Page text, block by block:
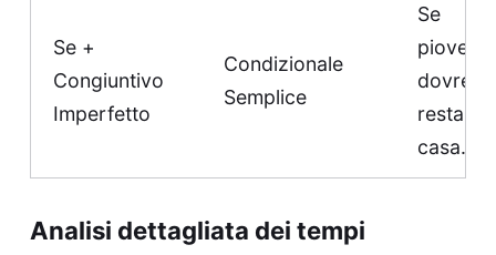
Se +
Congiuntivo
Imperfetto
Condizionale
Semplice
Se
restare
casa.
Analisi dettagliata dei tempi